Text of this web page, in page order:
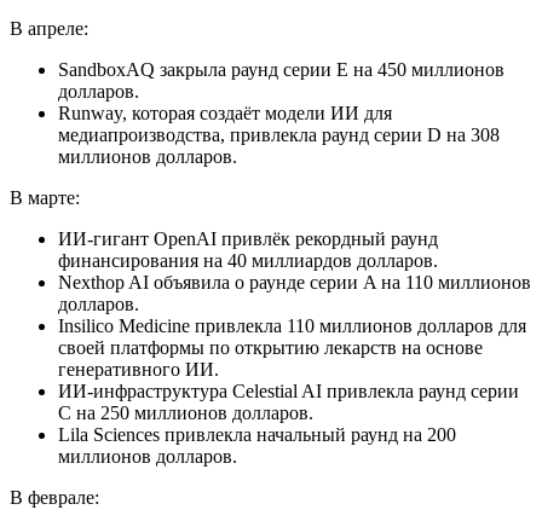
В апреле:
SandboxAQ закрыла раунд серии E на 450 миллионов
долларов.
Runway, которая создаёт модели ИИ для
медиапроизводства, привлекла раунд серии D на 308
миллионов долларов.
В марте:
ИИ-гигант OpenAI привлёк рекордный раунд
финансирования на 40 миллиардов долларов.
Nexthop AI объявила о раунде серии A на 110 миллионов
долларов.
Insilico Medicine привлекла 110 миллионов долларов для
своей платформы по открытию лекарств на основе
генеративного ИИ.
ИИ-инфраструктура Celestial AI привлекла раунд серии
C на 250 миллионов долларов.
Lila Sciences привлекла начальный раунд на 200
миллионов долларов.
В феврале: